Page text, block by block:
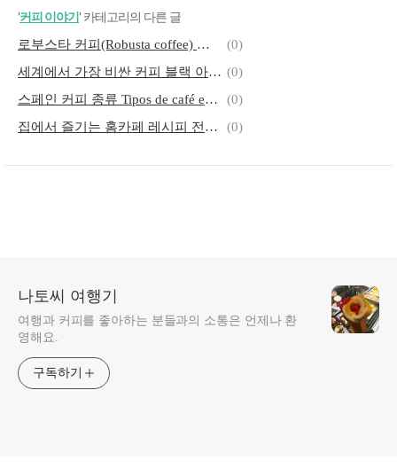
'커피 이야기' 카테고리의 다른 글
로부스타 커피(Robusta coffee) 알아보기
(0)
세계에서 가장 비싼 커피 블랙 아이보리 커피 (0)
스페인 커피 종류 Tipos de café españoles
(0)
집에서 즐기는 홈카페 레시피 전격 공개
(0)
나토씨 여행기
여행과 커피를 좋아하는 분들과의 소통은 언제나 환
영해요.
구독하기